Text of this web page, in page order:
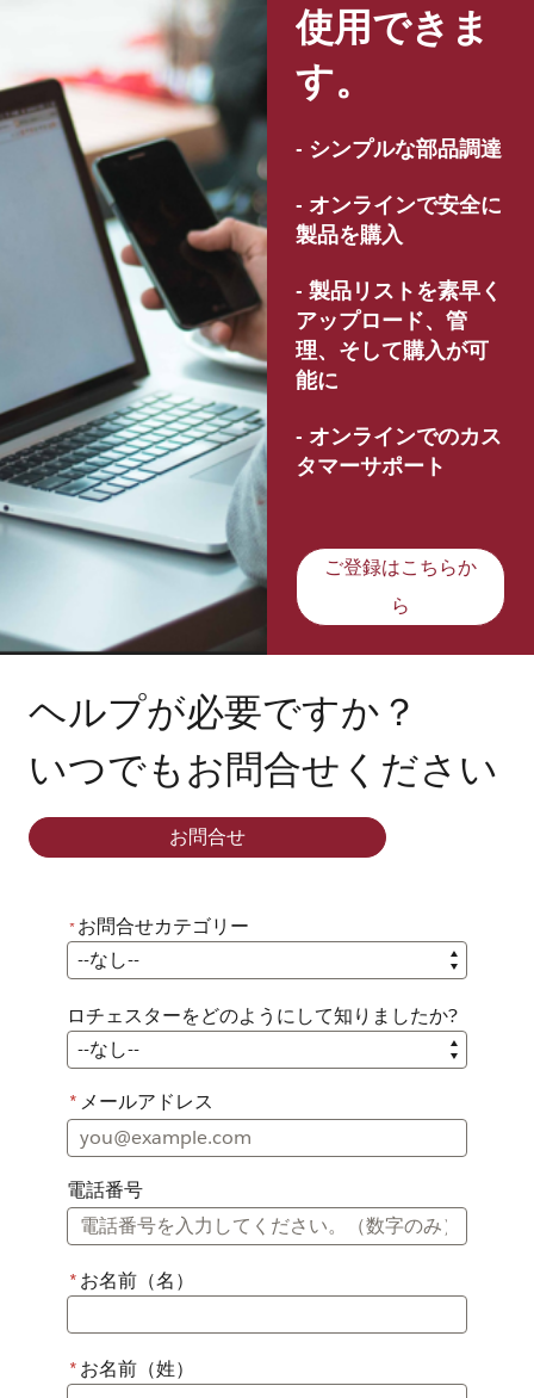
使用できま
す。
- シンプルな部品調達
- オンラインで安全に
製品を購入
- 製品リストを素早く
アップロード、管
理、そして購入が可
能に
- オンラインでのカス
タマーサポート
ご登録はこちらか
ら
ヘルプが必要ですか？
いつでもお問合せください
お問合せ
*お問合せカテゴリー
* お問合せカテゴリー
ロチェスターをどのようにして知りましたか?
ロチェスターをどのようにして知りましたか?
* メールアドレス
電話番号
*お名前（名）
*お名前（姓）